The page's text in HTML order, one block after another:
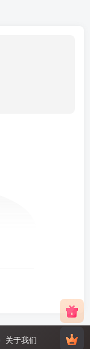
关于我们